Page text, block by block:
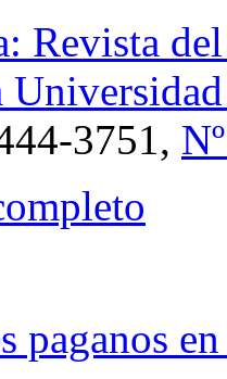
Revista
3751,
paganos